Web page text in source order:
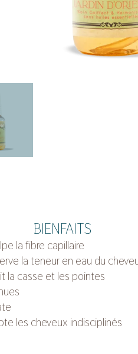
BIENFAITS
la fibre capillaire
la teneur en eau du
la casse et les pointes
les cheveux indisciplinés